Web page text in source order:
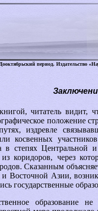
период. Издательство
читатель видит,
положение
издревле
косвенных
в степях Центральной
коридоров, через
Сказанным
Восточной Азии,
государственные
образование